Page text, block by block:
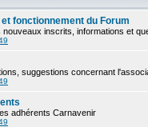
fonctionnement du Forum
nouveaux inscrits, informations et
suggestions concernant
adhérents Carnavenir